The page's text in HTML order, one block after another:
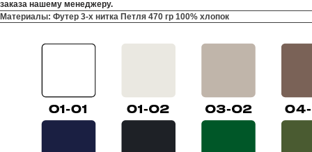
заказа нашему менеджеру.
Материалы: Футер 3-х нитка Петля 470 гр 100% хлопок